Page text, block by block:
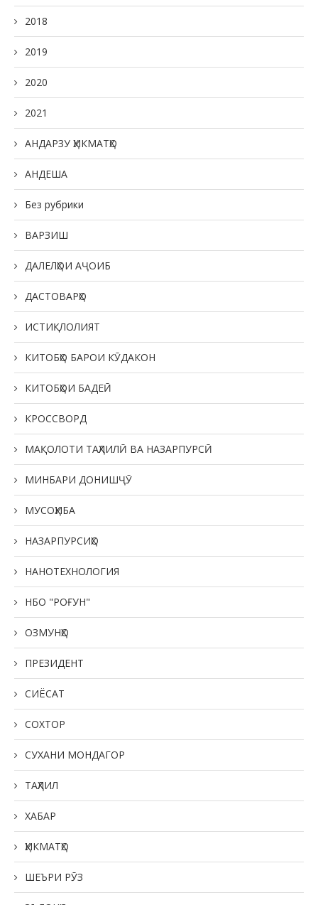
2018
2019
2020
2021
АНДАРЗУ ҲИКМАТҲО
АНДЕША
Без рубрики
ВАРЗИШ
ДАЛЕЛҲОИ АҶОИБ
ДАСТОВАРҲО
ИСТИҚЛОЛИЯТ
КИТОБҲО БАРОИ КӮДАКОН
КИТОБҲОИ БАДЕӢ
КРОССВОРД
МАҚОЛОТИ ТАҲЛИЛӢ ВА НАЗАРПУРСӢ
МИНБАРИ ДОНИШҶӮ
МУСОҲИБА
НАЗАРПУРСИҲО
НАНОТЕХНОЛОГИЯ
НБО "РОҒУН"
ОЗМУНҲО
ПРЕЗИДЕНТ
СИЁСАТ
СОХТОР
СУХАНИ МОНДАГОР
ТАҲЛИЛ
ХАБАР
ҲИКМАТҲО
ШЕЪРИ РӮЗ